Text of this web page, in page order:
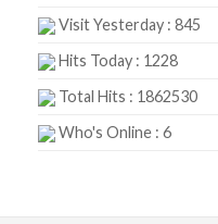
Visit Yesterday : 845
Hits Today : 1228
Total Hits : 1862530
Who's Online : 6